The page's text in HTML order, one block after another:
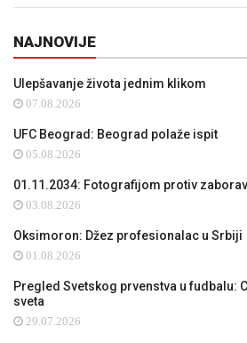
NAJNOVIJE
Ulepšavanje života jednim klikom
07.08.2026
UFC Beograd: Beograd polaže ispit
05.08.2026
01.11.2034: Fotografijom protiv
03.08.2026
Oksimoron: Džez profesionalac u Srbiji
01.08.2026
Pregled Svetskog prvenstva u fudbalu:
sveta
29.07.2026